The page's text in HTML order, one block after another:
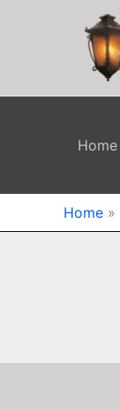
Home
Home »